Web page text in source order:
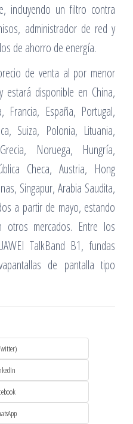
incluyendo un filtro contra
administrador de red y
de ahorro de energía.
de venta al por menor
disponible en China,
Francia, España, Portugal,
Suiza, Polonia, Lituania,
Noruega, Hungría,
Checa, Austria, Hong
Singapur, Arabia Saudita,
a partir de mayo, estando
otros mercados. Entre los
TalkBand B1, fundas
de pantalla tipo